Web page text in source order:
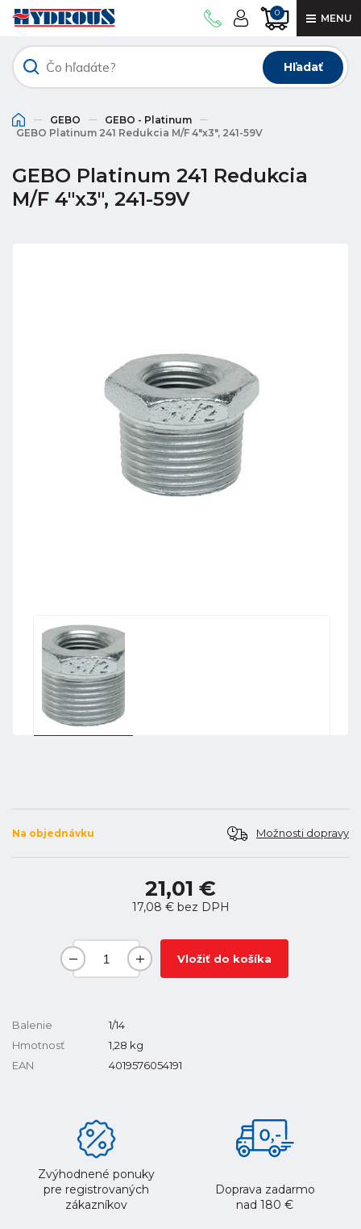
0 MENU
Hľadať
GEBO
GEBO - Platinum
GEBO Platinum 241 Redukcia M/F 4"x3", 241-59V
GEBO Platinum 241 Redukcia
M/F 4"x3", 241-59V
Na objednávku Možnosti dopravy
21,01 €
17,08 €bez DPH
Vložiť do košíka
Balenie
1/14
Hmotnosť
1,28 kg
EAN
4019576054191
Zvýhodnené ponuky
pre registrovaných
zákazníkov
Doprava zadarmo
nad 180 €